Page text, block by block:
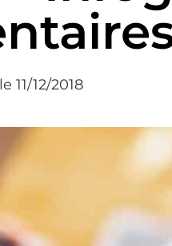
11/12/2018